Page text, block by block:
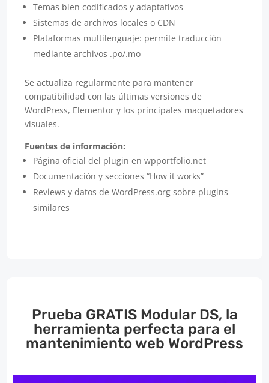
Temas bien codificados y adaptativos
Sistemas de archivos locales o CDN
Plataformas multilenguaje: permite traducción
mediante archivos .po/.mo
Se actualiza regularmente para mantener
compatibilidad con las últimas versiones de
WordPress, Elementor y los principales maquetadores
visuales.
Fuentes de información:
Página oficial del plugin en wpportfolio.net
Documentación y secciones “How it works”
Reviews y datos de WordPress.org sobre plugins
similares
Prueba GRATIS Modular DS, la
herramienta perfecta para el
mantenimiento web WordPress